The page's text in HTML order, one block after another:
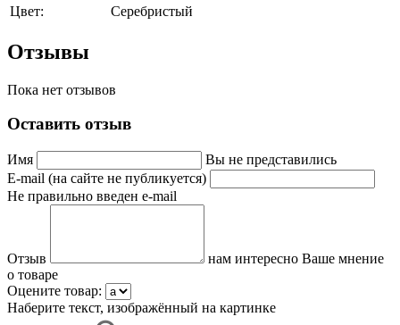
Цвет:
Серебристый
Отзывы
Пока нет отзывов
Оставить отзыв
Имя
Вы не представились
E-mail (на сайте не публикуется)
Не правильно введен e-mail
Отзыв
нам интересно Ваше мнение
о товаре
Оцените товар:
Наберите текст, изображённый на картинке